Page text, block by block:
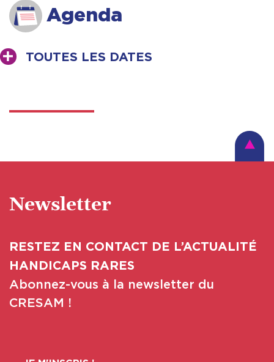
Agenda
TOUTES LES DATES
Newsletter
RESTEZ EN CONTACT DE L’ACTUALITÉ
HANDICAPS RARES
Abonnez-vous à la newsletter du
CRESAM !